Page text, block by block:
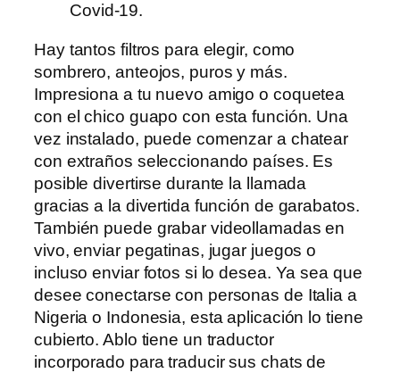
Covid-19.
Hay tantos filtros para elegir, como
sombrero, anteojos, puros y más.
Impresiona a tu nuevo amigo o coquetea
con el chico guapo con esta función. Una
vez instalado, puede comenzar a chatear
con extraños seleccionando países. Es
posible divertirse durante la llamada
gracias a la divertida función de garabatos.
También puede grabar videollamadas en
vivo, enviar pegatinas, jugar juegos o
incluso enviar fotos si lo desea. Ya sea que
desee conectarse con personas de Italia a
Nigeria o Indonesia, esta aplicación lo tiene
cubierto. Ablo tiene un traductor
incorporado para traducir sus chats de